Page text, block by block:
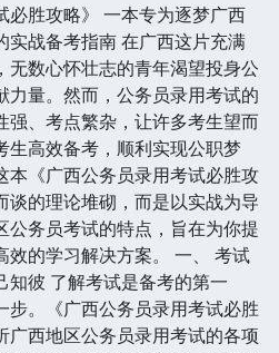
必胜攻略》 一本专为逐梦广西
实战备考指南 在广西这片充满
无数心怀壮志的青年渴望投身公
力量。然而，公务员录用考试的
强、考点繁杂，让许多考生望而
生高效备考，顺利实现公职梦
本《广西公务员录用考试必胜攻
谈的理论堆砌，而是以实战为导
公务员考试的特点，旨在为你提
效的学习解决方案。 一、 考试
知彼 了解考试是备考的第一
步。《广西公务员录用考试必胜
广西地区公务员录用考试的各项